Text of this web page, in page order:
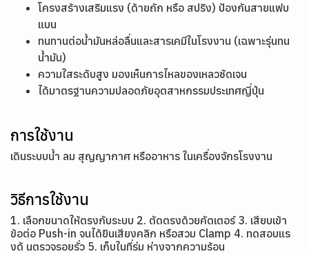
โครงสร้างเสริมแรง (ด้ายถัก หรือ สปริง) ป้องกันสายแฟบ
แบน
ทนทานต่อน้ำมันหล่อลื่นและสารเคมีในโรงงาน (เฉพาะรุ่นทน
น้ำมัน)
ความใสระดับสูง มองเห็นการไหลของเหลวชัดเจน
ได้มาตรฐานความปลอดภัยอุตสาหกรรมประเทศญี่ปุ่น
การใช้งาน
เดินระบบน้ำ ลม สุญญากาศ หรืออาหาร ในเครื่องจักรโรงงาน
วิธีการใช้งาน
1. เลือกขนาดให้ตรงกับระบบ 2. ตัดตรงด้วยคัตเตอร์ 3. เสียบเข้า
ข้อต่อ Push-in จนได้ยินเสียงคลิก หรือสวม Clamp 4. ทดสอบแร
งดั นตรวจรอยรั่ว 5. เก็บในที่ร่ม ห่างจากความร้อน